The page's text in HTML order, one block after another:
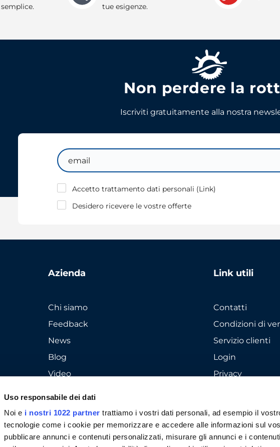
Uso responsabile dei dati
Noi e i nostri 1022 partner trattiamo i vostri dati personali, ad esempio il
tecnologie come i cookie per memorizzare e accedere alle informazioni sul
pubblicare annunci e contenuti personalizzati, misurare gli annunci e i
tue esigenze.
Non perdere la
Iscriviti gratuitamente alla nostra
Email
Accetto trattamento dati personali (Link)
Desidero ricevere le vostre offerte
e
Azienda
Chi siamo
Feedback
News
Blog
Video
Link utili
Contatti
Condizioni di
Servizio clienti
Login
Privacy